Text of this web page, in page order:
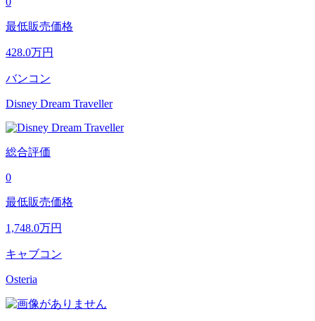
最低販売価格
428.0万円
バンコン
Disney Dream Traveller
総合評価
0
最低販売価格
1,748.0万円
キャブコン
Osteria